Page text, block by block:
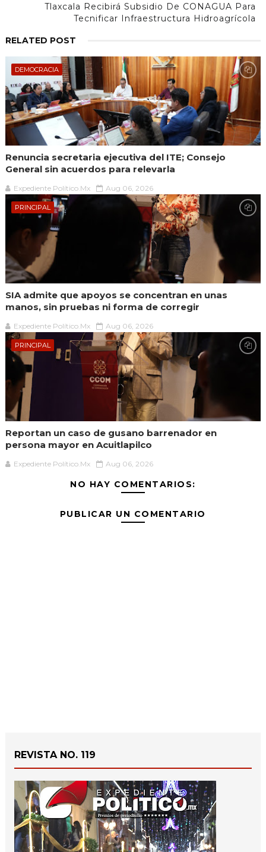
Tlaxcala Recibirá Subsidio De CONAGUA Para
Tecnificar Infraestructura Hidroagrícola
RELATED POST
DEMOCRACIA
Renuncia secretaria ejecutiva del ITE; Consejo
General sin acuerdos para relevarla
Expediente Político.Mx Aug 06, 2026
PRINCIPAL
SIA admite que apoyos se concentran en unas
manos, sin pruebas ni forma de corregir
Expediente Político.Mx Aug 06, 2026
PRINCIPAL
Reportan un caso de gusano barrenador en
persona mayor en Acuitlapilco
Expediente Político.Mx Aug 06, 2026
NO HAY COMENTARIOS:
PUBLICAR UN COMENTARIO
REVISTA NO. 119